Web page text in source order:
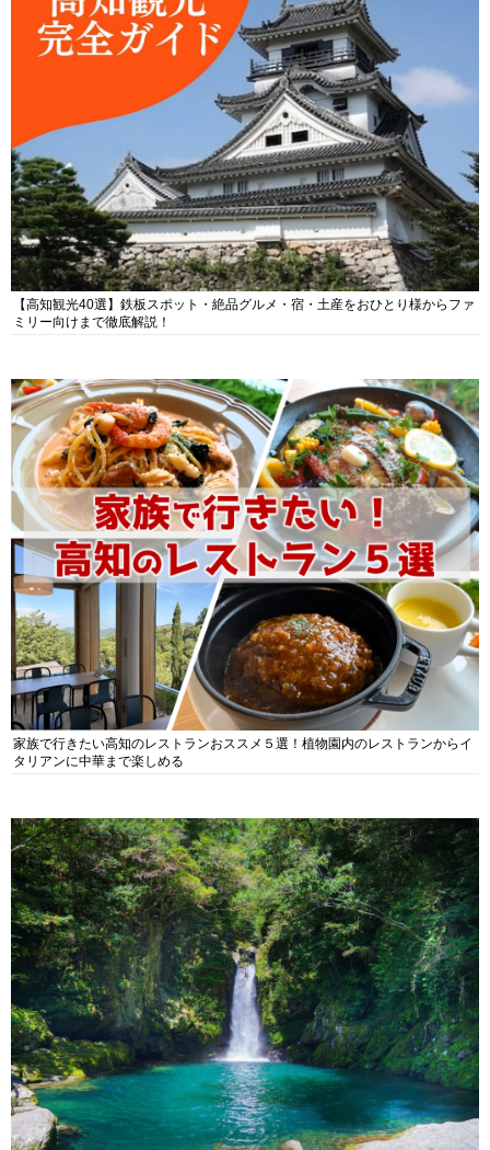
【高知観光40選】鉄板スポット・絶品グルメ・宿・土産をおひとり様からファ
ミリー向けまで徹底解説！
家族で行きたい高知のレストランおススメ５選！植物園内のレストランからイ
タリアンに中華まで楽しめる